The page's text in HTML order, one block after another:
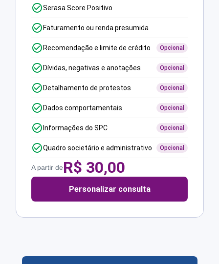
Serasa Score Positivo
Faturamento ou renda presumida
Recomendação e limite de crédito Opcional
Dívidas, negativas e anotações Opcional
Detalhamento de protestos Opcional
Dados comportamentais Opcional
Informações do SPC Opcional
Quadro societário e administrativo Opcional
A partir deR$ 30,00
Personalizar consulta